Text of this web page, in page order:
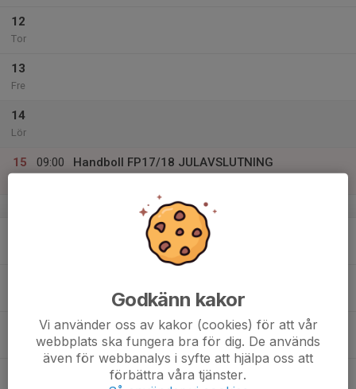
12
Tor
13
Fre
14
Lör
15
09:00
Handboll FP17/18 JULAVSLUTNING
v.51
Godkänn kakor
Vi använder oss av kakor (cookies) för att vår
webbplats ska fungera bra för dig. De används
även för webbanalys i syfte att hjälpa oss att
förbättra våra tjänster.